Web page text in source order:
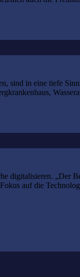
sind in eine tiefe
digitalisieren. „Der
auf die